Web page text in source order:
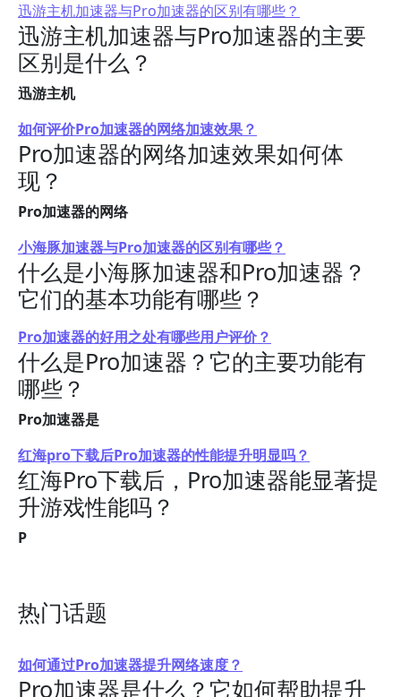
迅游主机加速器与Pro加速器的区别有哪些？
迅游主机加速器与Pro加速器的主要
区别是什么？
迅游主机
如何评价Pro加速器的网络加速效果？
Pro加速器的网络加速效果如何体
现？
Pro加速器的网络
小海豚加速器与Pro加速器的区别有哪些？
什么是小海豚加速器和Pro加速器？
它们的基本功能有哪些？
Pro加速器的好用之处有哪些用户评价？
什么是Pro加速器？它的主要功能有
哪些？
Pro加速器是
红海pro下载后Pro加速器的性能提升明显吗？
红海Pro下载后，Pro加速器能显著提
升游戏性能吗？
P
热门话题
如何通过Pro加速器提升网络速度？
Pro加速器是什么？它如何帮助提升